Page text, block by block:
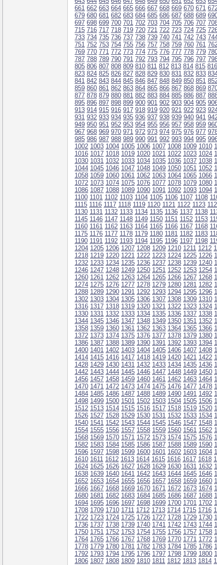
661 662 663 664 665 666 667 668 669 670 671
679 680 681 682 683 684 685 686 687 688 689
697 698 699 700 701 702 703 704 705 706 707
715 716 717 718 719 720 721 722 723 724 725
733 734 735 736 737 738 739 740 741 742 743
751 752 753 754 755 756 757 758 759 760 761
769 770 771 772 773 774 775 776 777 778 779
787 788 789 790 791 792 793 794 795 796 797
805 806 807 808 809 810 811 812 813 814 815 816
823 824 825 826 827 828 829 830 831 832 833
841 842 843 844 845 846 847 848 849 850 851
859 860 861 862 863 864 865 866 867 868 869
877 878 879 880 881 882 883 884 885 886 887
895 896 897 898 899 900 901 902 903 904 905
913 914 915 916 917 918 919 920 921 922 923
931 932 933 934 935 936 937 938 939 940 941
949 950 951 952 953 954 955 956 957 958 959
967 968 969 970 971 972 973 974 975 976 977
985 986 987 988 989 990 991 992 993 994 995
1002 1003 1004 1005 1006 1007 1008 1009 1010
1016 1017 1018 1019 1020 1021 1022 1023 1024
1030 1031 1032 1033 1034 1035 1036 1037 1038
1044 1045 1046 1047 1048 1049 1050 1051 1052
1058 1059 1060 1061 1062 1063 1064 1065 1066
1072 1073 1074 1075 1076 1077 1078 1079 1080
1086 1087 1088 1089 1090 1091 1092 1093 1094
1100 1101 1102 1103 1104 1105 1106 1107 1108
1115 1116 1117 1118 1119 1120 1121 1122 1123
1130 1131 1132 1133 1134 1135 1136 1137 1138
1145 1146 1147 1148 1149 1150 1151 1152 1153
1160 1161 1162 1163 1164 1165 1166 1167 1168
1175 1176 1177 1178 1179 1180 1181 1182 1183
1190 1191 1192 1193 1194 1195 1196 1197 1198
1204 1205 1206 1207 1208 1209 1210 1211 1212
1218 1219 1220 1221 1222 1223 1224 1225 1226
1232 1233 1234 1235 1236 1237 1238 1239 1240
1246 1247 1248 1249 1250 1251 1252 1253 1254
1260 1261 1262 1263 1264 1265 1266 1267 1268
1274 1275 1276 1277 1278 1279 1280 1281 1282
1288 1289 1290 1291 1292 1293 1294 1295 1296
1302 1303 1304 1305 1306 1307 1308 1309 1310
1316 1317 1318 1319 1320 1321 1322 1323 1324
1330 1331 1332 1333 1334 1335 1336 1337 1338
1344 1345 1346 1347 1348 1349 1350 1351 1352
1358 1359 1360 1361 1362 1363 1364 1365 1366
1372 1373 1374 1375 1376 1377 1378 1379 1380
1386 1387 1388 1389 1390 1391 1392 1393 1394
1400 1401 1402 1403 1404 1405 1406 1407 1408
1414 1415 1416 1417 1418 1419 1420 1421 1422
1428 1429 1430 1431 1432 1433 1434 1435 1436
1442 1443 1444 1445 1446 1447 1448 1449 1450
1456 1457 1458 1459 1460 1461 1462 1463 1464
1470 1471 1472 1473 1474 1475 1476 1477 1478
1484 1485 1486 1487 1488 1489 1490 1491 1492
1498 1499 1500 1501 1502 1503 1504 1505 1506
1512 1513 1514 1515 1516 1517 1518 1519 1520
1526 1527 1528 1529 1530 1531 1532 1533 1534
1540 1541 1542 1543 1544 1545 1546 1547 1548
1554 1555 1556 1557 1558 1559 1560 1561 1562
1568 1569 1570 1571 1572 1573 1574 1575 1576
1582 1583 1584 1585 1586 1587 1588 1589 1590
1596 1597 1598 1599 1600 1601 1602 1603 1604
1610 1611 1612 1613 1614 1615 1616 1617 1618
1624 1625 1626 1627 1628 1629 1630 1631 1632
1638 1639 1640 1641 1642 1643 1644 1645 1646
1652 1653 1654 1655 1656 1657 1658 1659 1660
1666 1667 1668 1669 1670 1671 1672 1673 1674
1680 1681 1682 1683 1684 1685 1686 1687 1688
1694 1695 1696 1697 1698 1699 1700 1701 1702
1708 1709 1710 1711 1712 1713 1714 1715 1716
1722 1723 1724 1725 1726 1727 1728 1729 1730
1736 1737 1738 1739 1740 1741 1742 1743 1744
1750 1751 1752 1753 1754 1755 1756 1757 1758
1764 1765 1766 1767 1768 1769 1770 1771 1772
1778 1779 1780 1781 1782 1783 1784 1785 1786
1792 1793 1794 1795 1796 1797 1798 1799 1800
1806 1807 1808 1809 1810 1811 1812 1813 1814